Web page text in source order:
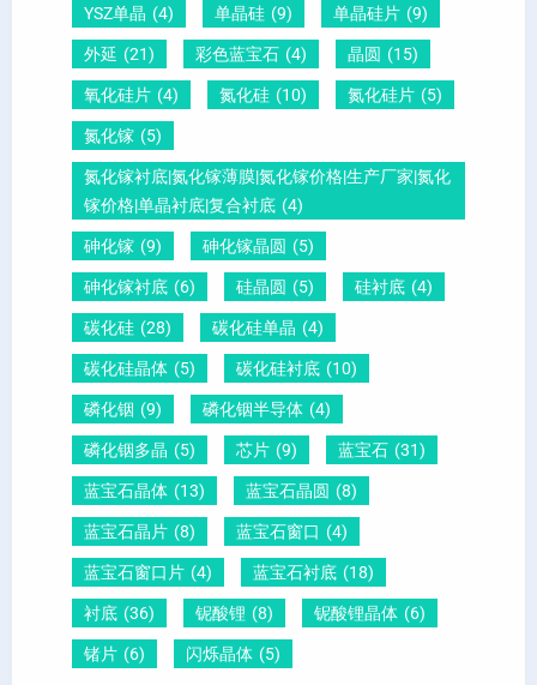
你
说
明
怎
？
晶
YSZ单晶 (4) 单晶硅 (9) 单晶硅片 (9)
外延 (21) 彩色蓝宝石 (4) 晶圆 (15)
氧化硅片 (4) 氮化硅 (10) 氮化硅片 (5)
氮化镓 (5)
氮化镓衬底|氮化镓薄膜|氮化镓价格|生产厂家|氮化
镓价格|单晶衬底|复合衬底 (4)
砷化镓 (9) 砷化镓晶圆 (5)
砷化镓衬底 (6) 硅晶圆 (5) 硅衬底 (4)
碳化硅 (28) 碳化硅单晶 (4)
碳化硅晶体 (5) 碳化硅衬底 (10)
磷化铟 (9) 磷化铟半导体 (4)
磷化铟多晶 (5) 芯片 (9) 蓝宝石 (31)
蓝宝石晶体 (13) 蓝宝石晶圆 (8)
蓝宝石晶片 (8) 蓝宝石窗口 (4)
蓝宝石窗口片 (4) 蓝宝石衬底 (18)
衬底 (36) 铌酸锂 (8) 铌酸锂晶体 (6)
锗片 (6) 闪烁晶体 (5)